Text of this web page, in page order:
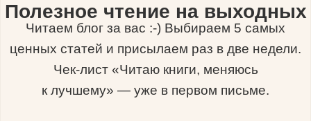
Полезное чтение на выходных
Читаем блог за вас :-) Выбираем 5 самых
ценных статей и присылаем раз в две недели.
Чек-лист «Читаю книги, меняюсь
к лучшему» — уже в первом письме.